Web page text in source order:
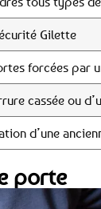
Gilette
forcées par
cassée ou
d’une
porte